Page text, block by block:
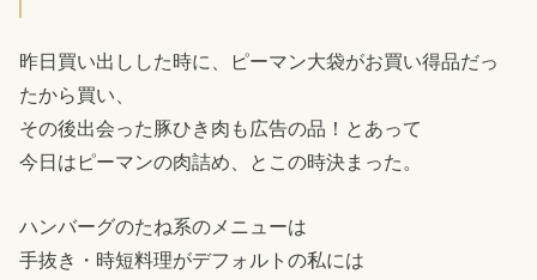
昨日買い出しした時に、ピーマン大袋がお買い得品だっ
たから買い、
その後出会った豚ひき肉も広告の品！とあって
今日はピーマンの肉詰め、とこの時決まった。
ハンバーグのたね系のメニューは
手抜き・時短料理がデフォルトの私には